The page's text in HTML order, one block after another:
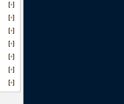
[+]
[+]
[+]
[+]
[+]
[+]
[+]